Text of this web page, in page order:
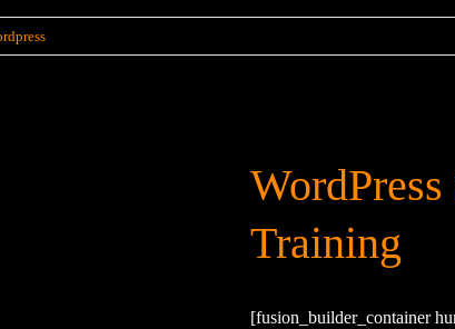
Training
[fusion_builder_container